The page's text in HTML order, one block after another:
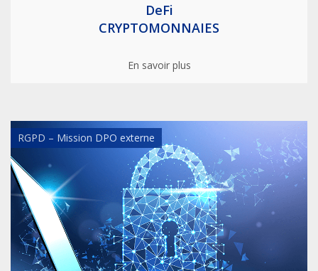
DeFi
CRYPTOMONNAIES
En savoir plus
RGPD – Mission DPO externe